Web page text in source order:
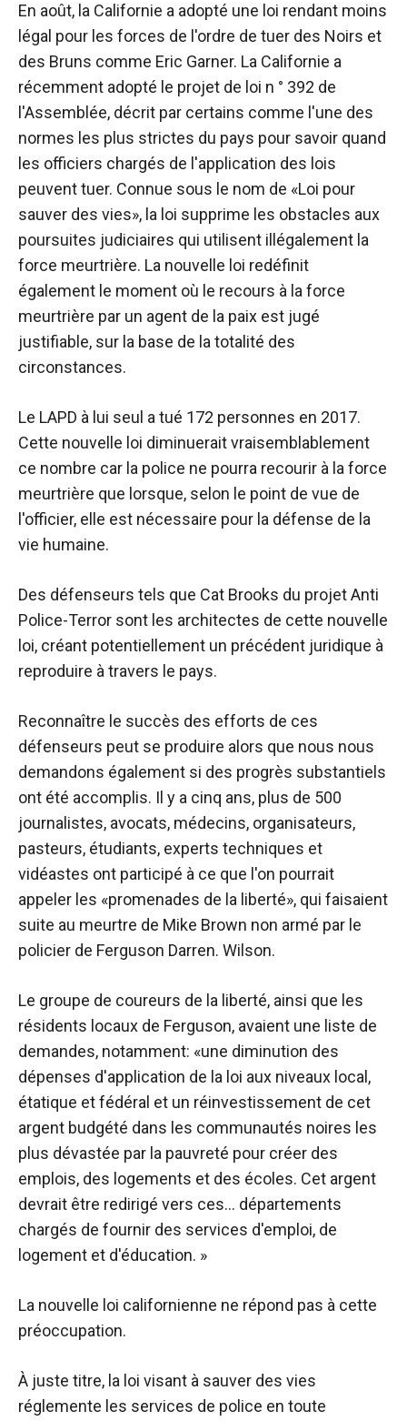
En août, la Californie a adopté une loi rendant moins
légal pour les forces de l'ordre de tuer des Noirs et
des Bruns comme Eric Garner. La Californie a
récemment adopté le projet de loi n ° 392 de
l'Assemblée, décrit par certains comme l'une des
normes les plus strictes du pays pour savoir quand
les officiers chargés de l'application des lois
peuvent tuer. Connue sous le nom de «Loi pour
sauver des vies», la loi supprime les obstacles aux
poursuites judiciaires qui utilisent illégalement la
force meurtrière. La nouvelle loi redéfinit
également le moment où le recours à la force
meurtrière par un agent de la paix est jugé
justifiable, sur la base de la totalité des
circonstances.
Le LAPD à lui seul a tué 172 personnes en 2017.
Cette nouvelle loi diminuerait vraisemblablement
ce nombre car la police ne pourra recourir à la force
meurtrière que lorsque, selon le point de vue de
l'officier, elle est nécessaire pour la défense de la
vie humaine.
Des défenseurs tels que Cat Brooks du projet Anti
Police-Terror sont les architectes de cette nouvelle
loi, créant potentiellement un précédent juridique à
reproduire à travers le pays.
Reconnaître le succès des efforts de ces
défenseurs peut se produire alors que nous nous
demandons également si des progrès substantiels
ont été accomplis. Il y a cinq ans, plus de 500
journalistes, avocats, médecins, organisateurs,
pasteurs, étudiants, experts techniques et
vidéastes ont participé à ce que l'on pourrait
appeler les «promenades de la liberté», qui faisaient
suite au meurtre de Mike Brown non armé par le
policier de Ferguson Darren. Wilson.
Le groupe de coureurs de la liberté, ainsi que les
résidents locaux de Ferguson, avaient une liste de
demandes, notamment: «une diminution des
dépenses d'application de la loi aux niveaux local,
étatique et fédéral et un réinvestissement de cet
argent budgété dans les communautés noires les
plus dévastée par la pauvreté pour créer des
emplois, des logements et des écoles. Cet argent
devrait être redirigé vers ces… départements
chargés de fournir des services d'emploi, de
logement et d'éducation. »
La nouvelle loi californienne ne répond pas à cette
préoccupation.
À juste titre, la loi visant à sauver des vies
réglemente les services de police en toute